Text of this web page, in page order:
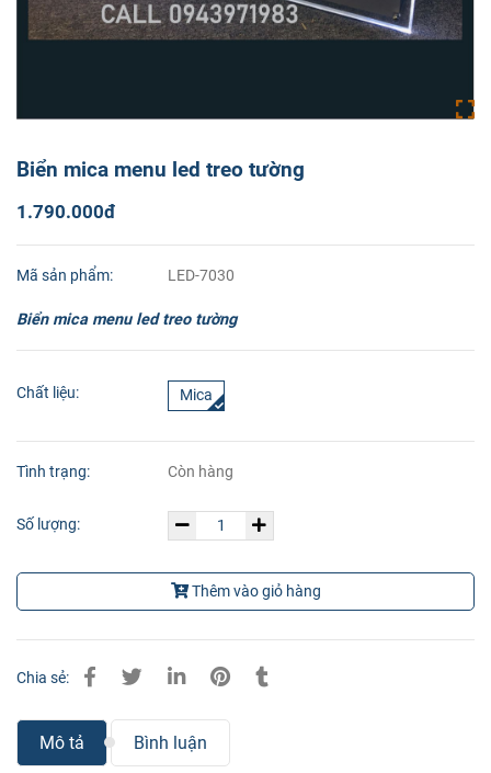
Biển mica menu led treo tường
1.790.000đ
Mã sản phẩm: LED-7030
Biển mica menu led treo tường
Chất liệu: Mica
Tình trạng: Còn hàng
Số lượng:
Thêm vào giỏ hàng
Chia sẻ:
Mô tả Bình luận